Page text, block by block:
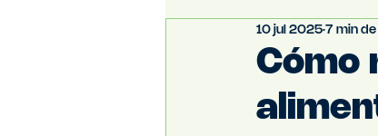
Cómo
10 jul 2025 7 min